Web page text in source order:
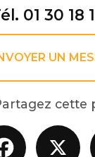
01 30 18
UN
cette
Facebook